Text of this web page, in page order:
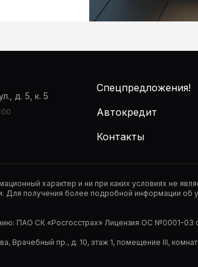
д. 5, к. 5
Спецпредложения!
Автокредит
Контакты
характер и ни при каких условиях не
получения более подробной информации об
ПАО СК «Росгосстрах» Лицензия ОС №0001-03
Врачебный пр., д. 10, этаж 1, помещение III,